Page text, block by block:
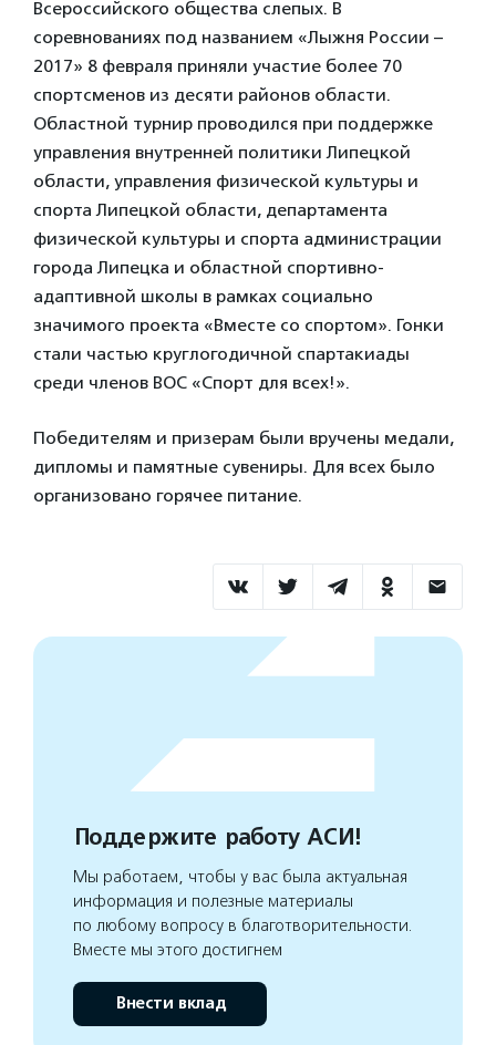
Всероссийского общества слепых. В
соревнованиях под названием «Лыжня России –
2017» 8 февраля приняли участие более 70
спортсменов из десяти районов области.
Областной турнир проводился при поддержке
управления внутренней политики Липецкой
области, управления физической культуры и
спорта Липецкой области, департамента
физической культуры и спорта администрации
города Липецка и областной спортивно-
адаптивной школы в рамках социально
значимого проекта «Вместе со спортом». Гонки
стали частью круглогодичной спартакиады
среди членов ВОС «Спорт для всех!».
Победителям и призерам были вручены медали,
дипломы и памятные сувениры. Для всех было
организовано горячее питание.
Поддержите работу АСИ!
Мы работаем, чтобы у вас была актуальная
информация и полезные материалы
по любому вопросу в благотворительности.
Вместе мы этого достигнем
Внести вклад